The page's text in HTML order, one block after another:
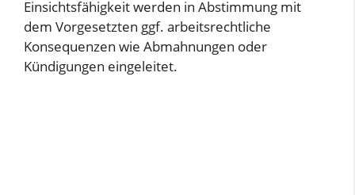
Einsichtsfähigkeit werden in Abstimmung mit
dem Vorgesetzten ggf. arbeitsrechtliche
Konsequenzen wie Abmahnungen oder
Kündigungen eingeleitet.